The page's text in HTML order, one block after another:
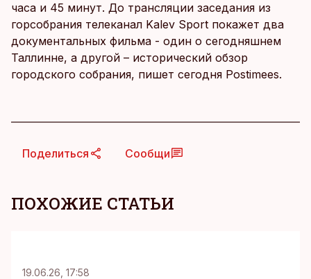
часа и 45 минут. До трансляции заседания из
горсобрания телеканал Kalev Sport покажет два
документальных фильма - один о сегодняшнем
Таллинне, а другой – исторический обзор
городского собрания, пишет сегодня Postimees.
Поделиться Сообщи
ПОХОЖИЕ СТАТЬИ
19.06.26, 17:58